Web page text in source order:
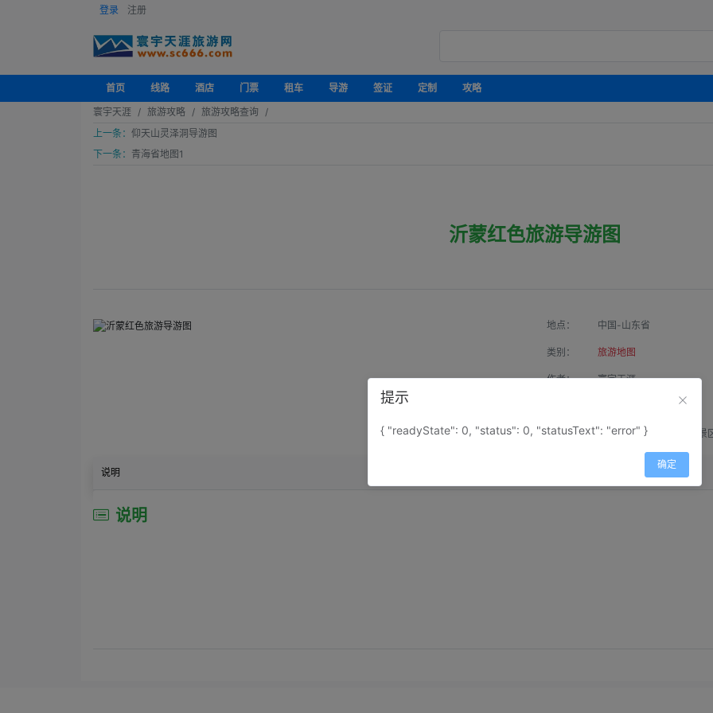
登录 注册
首页 线路 酒店 门票 租车 导游 签证 定制
攻略
寰宇天涯
旅游攻略
旅游攻略查询
上一条： 仰天山灵泽洞导游图
下一条： 青海省地图1
沂蒙红色旅游导游图
地点： 中国-山东省
类别： 旅游地图
作者： 寰宇天涯
属性： 地图属性： 地图类型-景
说明
说明
提示
{ "readyState": 0, "status": 0, "statusText": "error" }
确定